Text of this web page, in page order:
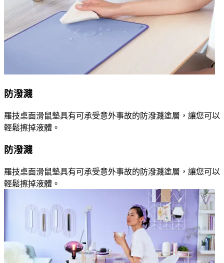
防潑濺
羅技桌面滑鼠墊具有可承受意外事故的防潑濺塗層，讓您可以
輕鬆擦掉液體。
防潑濺
羅技桌面滑鼠墊具有可承受意外事故的防潑濺塗層，讓您可以
輕鬆擦掉液體。